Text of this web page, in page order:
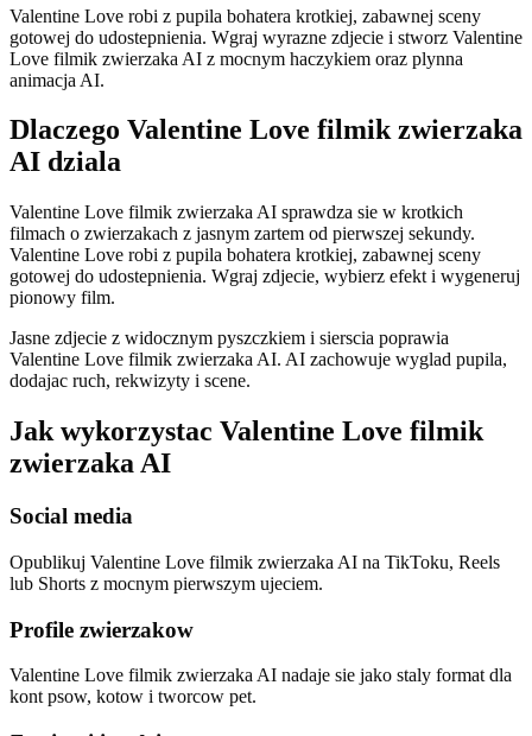
Valentine Love robi z pupila bohatera krotkiej, zabawnej sceny
gotowej do udostepnienia. Wgraj wyrazne zdjecie i stworz Valentine
Love filmik zwierzaka AI z mocnym haczykiem oraz plynna
animacja AI.
Dlaczego Valentine Love filmik zwierzaka
AI dziala
Valentine Love filmik zwierzaka AI sprawdza sie w krotkich
filmach o zwierzakach z jasnym zartem od pierwszej sekundy.
Valentine Love robi z pupila bohatera krotkiej, zabawnej sceny
gotowej do udostepnienia. Wgraj zdjecie, wybierz efekt i wygeneruj
pionowy film.
Jasne zdjecie z widocznym pyszczkiem i sierscia poprawia
Valentine Love filmik zwierzaka AI. AI zachowuje wyglad pupila,
dodajac ruch, rekwizyty i scene.
Jak wykorzystac Valentine Love filmik
zwierzaka AI
Social media
Opublikuj Valentine Love filmik zwierzaka AI na TikToku, Reels
lub Shorts z mocnym pierwszym ujeciem.
Profile zwierzakow
Valentine Love filmik zwierzaka AI nadaje sie jako staly format dla
kont psow, kotow i tworcow pet.